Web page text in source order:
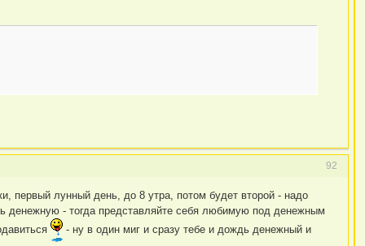
92
первый лунный день, до 8 утра, потом будет второй - надо
денежную - тогда представляйте себя любимую под денежным
- ну в один миг и сразу тебе и дождь денежный и